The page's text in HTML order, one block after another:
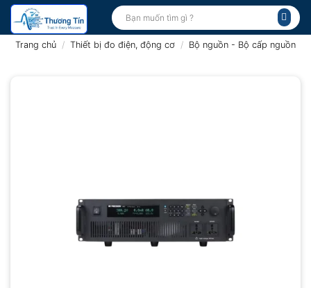
Bỏ
qua
Tìm
kiếm:
Trang chủ / Thiết bị đo điện, động cơ / Bộ nguồn - Bộ cấp nguồn